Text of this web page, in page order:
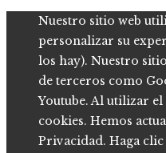
Nuestro sitio web
personalizar su
los hay). Nuestro
de terceros como
Youtube. Al utilizar el
cookies. Hemos
Privacidad. Haga